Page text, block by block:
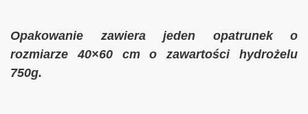
Opakowanie zawiera jeden opatrunek o
rozmiarze 40×60 cm o zawartości hydrożelu
750g.